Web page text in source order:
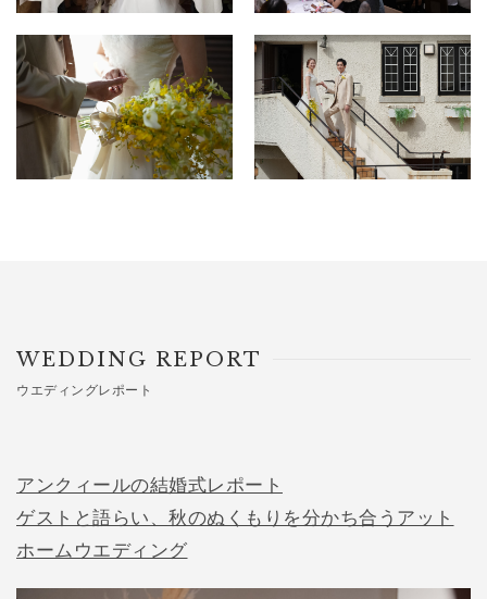
WEDDING REPORT
ウエディングレポート
アンクィールの結婚式レポート
ゲストと語らい、秋のぬくもりを分かち合うアット
ホームウエディング